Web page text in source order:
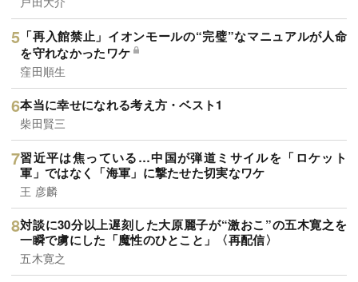
「再入館禁止」イオンモールの“完璧”なマニュアルが人命
を守れなかったワケ
窪田順生
本当に幸せになれる考え方・ベスト1
柴田賢三
習近平は焦っている…中国が弾道ミサイルを「ロケット
軍」ではなく「海軍」に撃たせた切実なワケ
王 彦麟
対談に30分以上遅刻した大原麗子が“激おこ”の五木寛之を
一瞬で虜にした「魔性のひとこと」〈再配信〉
五木寛之